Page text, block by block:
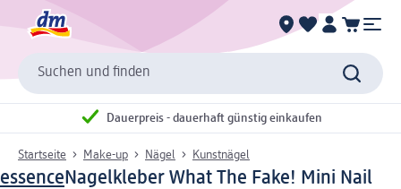
Suchen und finden
Dauerpreis - dauerhaft günstig einkaufen
Startseite Make-up Nägel Kunstnägel
essenceNagelkleber What The Fake! Mini Nail